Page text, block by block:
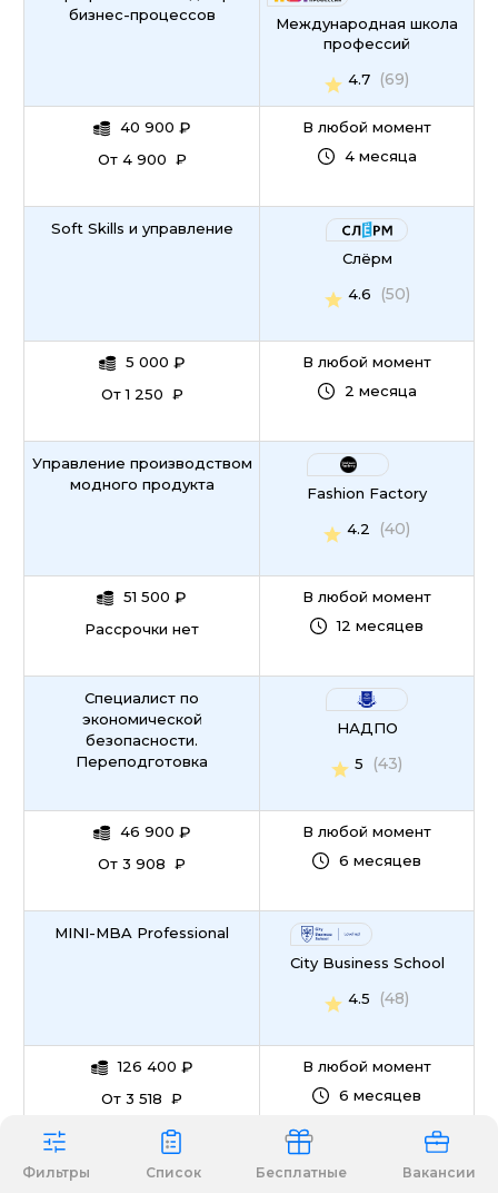
Фильтры Список Бесплатные Вакансии
бизнес-процессов
40 900 ₽
От 4 900 ₽
Международная школа
профессий
4.7
(69)
В любой момент
4 месяца
Soft Skills и управление
5 000 ₽
От 1 250 ₽
Слёрм
4.6
(50)
В любой момент
2 месяца
Управление производством
модного продукта
51 500 ₽
Рассрочки нет
Fashion Factory
4.2
(40)
В любой момент
12 месяцев
Специалист по
экономической
безопасности.
Переподготовка
46 900 ₽
От 3 908 ₽
НАДПО
5
(43)
В любой момент
6 месяцев
MINI-MBA Professional
126 400 ₽
От 3 518 ₽
City Business School
4.5
(48)
В любой момент
6 месяцев
Университет бизнеса